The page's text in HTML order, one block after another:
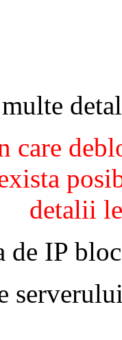
care
detalii
de IP